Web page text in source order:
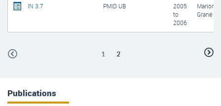
IN 3.7 PMID UB
2005
to
2006
Mariona
Grané
1 2
Publications